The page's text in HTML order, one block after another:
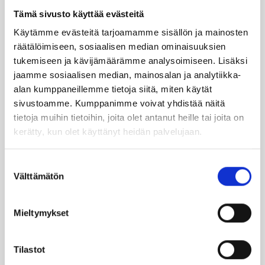
Tämä sivusto käyttää evästeitä
Käytämme evästeitä tarjoamamme sisällön ja mainosten
räätälöimiseen, sosiaalisen median ominaisuuksien
tukemiseen ja kävijämäärämme analysoimiseen. Lisäksi
jaamme sosiaalisen median, mainosalan ja analytiikka-
alan kumppaneillemme tietoja siitä, miten käytät
sivustoamme. Kumppanimme voivat yhdistää näitä
tietoja muihin tietoihin, joita olet antanut heille tai joita on
kerätty, kun olet käyttänyt heidän palvelujaan.
valinta
Välttämätön
Mieltymykset
Tilastot
Läm­möl­lä
TILAA UUTIS­KIR­JE
SUO­SIT­TE­LE KAVE­RIL­LE
Face­bookIns­ta­gram
Läm­möl­lä on ener­gia­te­hok­kuus­so­pi­mus
Höy­lä IV:n kulut­ta­ja­tie­do­tus­ka­na­va. Läm­
tai­sia asioi­ta öljy­läm­mi­tyk­ses­tä ja laa­jem­